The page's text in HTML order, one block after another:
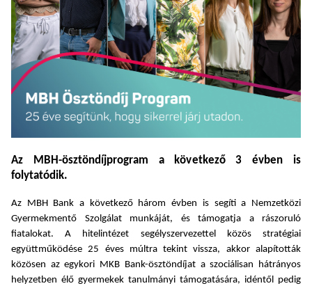
Az MBH-ösztöndíjprogram a következő 3 évben is
folytatódik.
Az MBH Bank a következő három évben is segíti a Nemzetközi
Gyermekmentő Szolgálat munkáját, és támogatja a rászoruló
fiatalokat. A hitelintézet segélyszervezettel közös stratégiai
együttműködése 25 éves múltra tekint vissza, akkor alapították
közösen az egykori MKB Bank-ösztöndíjat a szociálisan hátrányos
helyzetben élő gyermekek tanulmányi támogatására, idéntől pedig